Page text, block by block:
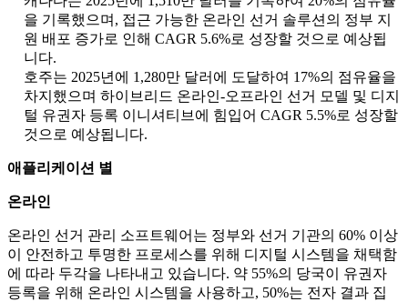
을 기록했으며, 접근 가능한 온라인 선거 솔루션의 정부 지
원 배포 증가로 인해 CAGR 5.6%로 성장할 것으로 예상됩
니다.
호주는 2025년에 1,280만 달러에 도달하여 17%의 점유율을
차지했으며 하이브리드 온라인-오프라인 선거 모델 및 디지
털 유권자 등록 이니셔티브에 힘입어 CAGR 5.5%로 성장할
것으로 예상됩니다.
애플리케이션 별
온라인
온라인 선거 관리 소프트웨어는 정부와 선거 기관의 60% 이상
이 안전하고 투명한 프로세스를 위해 디지털 시스템을 채택함
에 따라 두각을 나타내고 있습니다. 약 55%의 당국이 유권자
등록을 위해 온라인 시스템을 사용하고, 50%는 전자 결과 집